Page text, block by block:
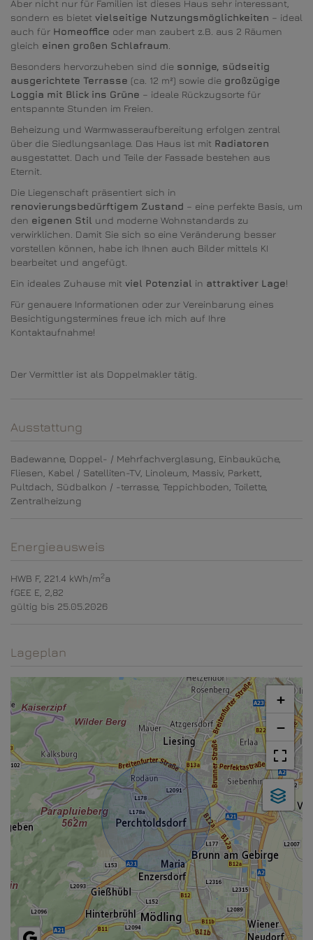
Aber nicht nur für Familien ist dieses Haus sehr interessant,
sondern es bietet vielseitige Nutzungsmöglichkeiten – ideal
auch für Homeoffice oder man zaubert z.B. aus 2 Räumen
gleich einen großen Schlafraum
Besonders hervorzuheben sind die sonnige, südseitig
ausgerichtete Terrasse (ca. 12 m²) sowie die großzügige
Loggia mit Blick ins Grüne – ideale Rückzugsorte für
entspannte Stunden im Freien.
Beheizung und Warmwasseraufbereitung erfolgen zentral
über die Siedlungsanlage. Das Haus ist mit Radiatoren
ausgestattet. Dach und Teile der Fassade bestehen aus
Eternit.
Die Liegenschaft präsentiert sich in
renovierungsbedürftigem Zustand – eine perfekte Basis, um
den eigenen Stil und moderne Wohnstandards zu
verwirklichen. Damit Sie sich so eine Veränderung besser
vorstellen können, habe ich Ihnen auch Bilder mittels KI
bearbeitet und angefügt.
Ein ideales Zuhause mit viel Potenzial in attraktiver Lage!
Für genauere Informationen oder zur Vereinbarung eines
Besichtigungstermines freue ich mich auf Ihre
Kontaktaufnahme!
Der Vermittler ist als Doppelmakler tätig.
Ausstattung
Badewanne Doppel- / Mehrfachverglasung Einbauküche
Fliesen Kabel / Satelliten-TV Linoleum Massiv Parkett
Pultdach Südbalkon / -terrasse Teppichboden Toilette
Zentralheizung
Energieausweis
HWB F, 221.4 kWh/m2a
fGEE E, 2,82
gültig bis 25.05.2026
Lageplan
+
−